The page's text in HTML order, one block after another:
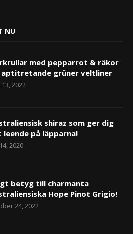
NU
med pepparrot & räkor
grüner veltliner
2022
shiraz som ger dig
leende på läpparna!
2020
betyg till charmanta
Hope Pinot Grigio!
24, 2022